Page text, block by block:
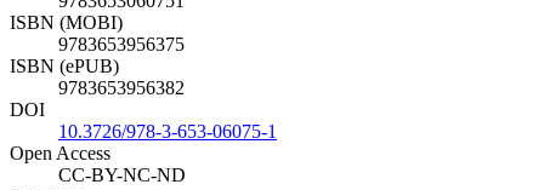
ISBN (MOBI)
9783653956375
ISBN (ePUB)
9783653956382
DOI
10.3726/978-3-653-06075-1
Open Access
CC-BY-NC-ND